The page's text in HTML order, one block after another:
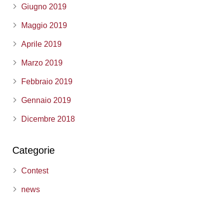
Giugno 2019
Maggio 2019
Aprile 2019
Marzo 2019
Febbraio 2019
Gennaio 2019
Dicembre 2018
Categorie
Contest
news